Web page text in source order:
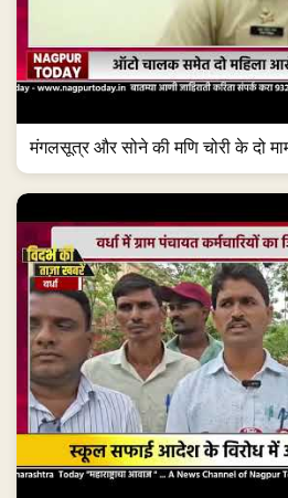
मंगलसूत्र और सोने की मणि चोरी के दो